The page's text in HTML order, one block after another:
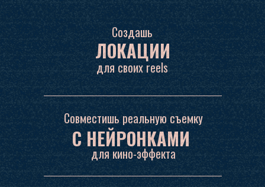
Совместишь реальную съемку
для кино-эффекта
С НЕЙРОНКАМИ
Создашь
для своих reels
ЛОКАЦИИ